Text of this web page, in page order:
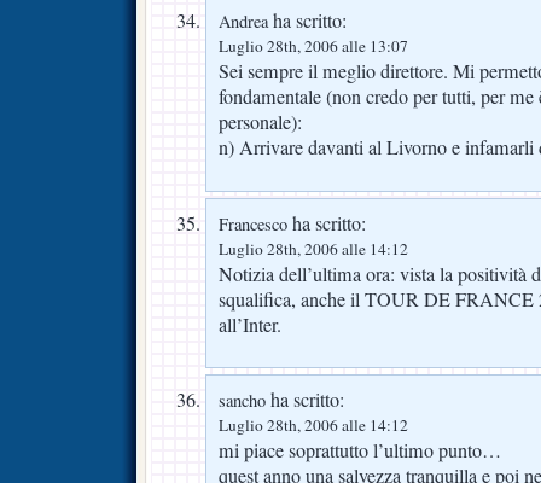
Andreaha scritto:
Luglio 28th, 2006 alle 13:07
Sei sempre il meglio direttore. Mi
fondamentale (non credo per tutti, per me
personale):
n) Arrivare davanti al Livorno e infamarli
Francesco ha scritto:
Luglio 28th, 2006 alle 14:12
Notizia dell’ultima ora: vista la positività
squalifica, anche il TOUR DE FRANCE
all’Inter.
sancho ha scritto:
Luglio 28th, 2006 alle 14:12
mi piace soprattutto l’ultimo punto…
quest anno una salvezza tranquilla e poi